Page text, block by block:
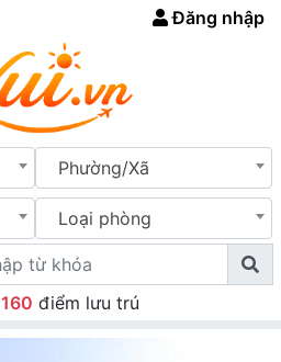
Đăng nhập
Phường/Xã
Loại phòng
160 điểm lưu trú